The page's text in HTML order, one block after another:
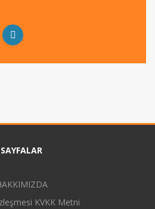
SAYFALAR
KVKK Metni